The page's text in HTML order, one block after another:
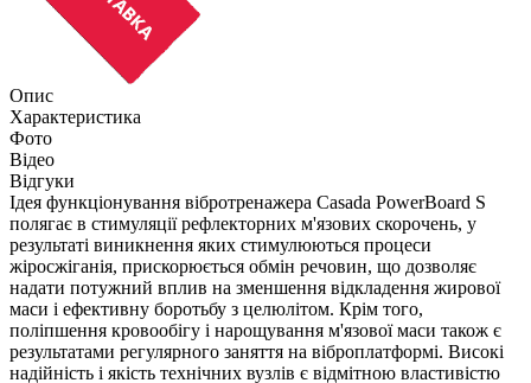
Опис
Характеристика
Фото
Відео
Відгуки
Ідея функціонування вібротренажера Casada PowerBoard S
полягає в стимуляції рефлекторних м'язових скорочень, у
результаті виникнення яких стимулюються процеси
жіросжіганія, прискорюється обмін речовин, що дозволяє
надати потужний вплив на зменшення відкладення жирової
маси і ефективну боротьбу з целюлітом. Крім того,
поліпшення кровообігу і нарощування м'язової маси також є
результатами регулярного заняття на віброплатформі. Високі
надійність і якість технічних вузлів є відмітною властивістю